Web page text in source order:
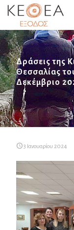
Δράσεις της
Θεσσαλίας
Δεκέμβριο
3 Ιανουαρίου 2024